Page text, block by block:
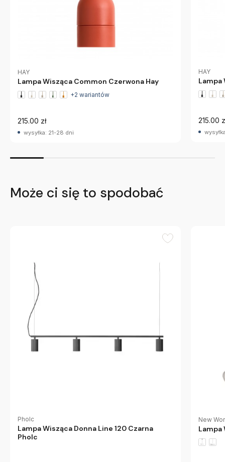
HAY
Lampa Wisząca Common Czerwona Hay
+2 wariantów
215.00 zł
wysyłka: 21-28 dni
HAY
Lampa
215.00
Może ci się to spodobać
Pholc
Lampa Wisząca Donna Line 120 Czarna
Pholc
New
Lampa